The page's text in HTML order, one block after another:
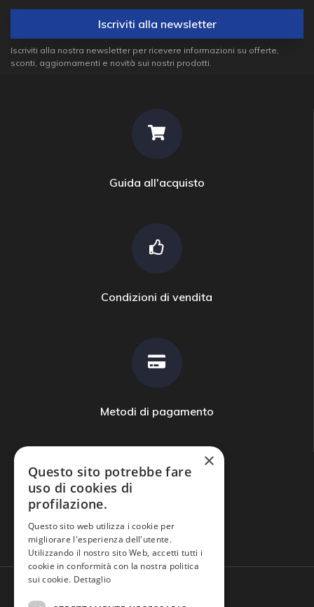
Iscriviti alla newsletter
Iscriviti alla nostra newsletter per ricevere informazioni su offerte,
sconti, aggiornamenti e novità sui nostri prodotti.
Guida all'acquisto
Condizioni di vendita
Metodi di pagamento
Domande frequenti
×
Questo sito potrebbe fare
uso di cookies di
profilazione.
Questo sito web utilizza i cookie per
migliorare l'esperienza dell'utente.
Utilizzando il nostro sito Web, accetti tutti i
cookie in conformità con la nostra politica
sui cookie. Dettaglio